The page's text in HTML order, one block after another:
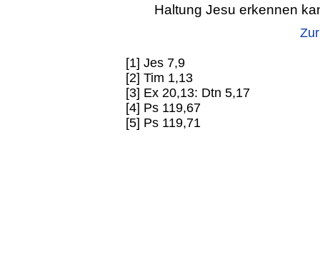
Haltung Jesu erkennen
[1] Jes 7,9
[2] Tim 1,13
[3] Ex 20,13: Dtn 5,17
[4] Ps 119,67
[5] Ps 119,71